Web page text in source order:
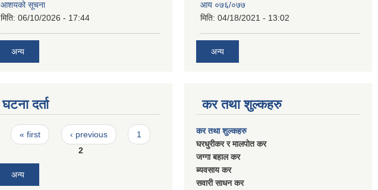
आशयको सूचना
मिति: 06/10/2026 - 17:44
अन्य
आय ०७६/०७७
मिति: 04/18/2021 - 13:02
अन्य
घटना दर्ता
Pages
« first ‹ previous
1
2
अन्य
कर तथा शुल्कहरु
कर तथा शुल्कहरु
घरधुरीकर र मालपाेत कर
जग्गा बहाल कर
ब्यवसाय कर
सवारी साधन कर